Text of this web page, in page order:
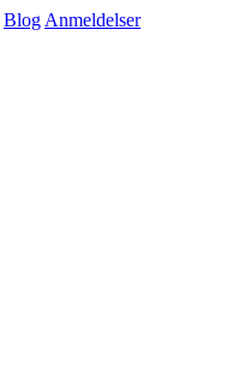
Blog Anmeldelser